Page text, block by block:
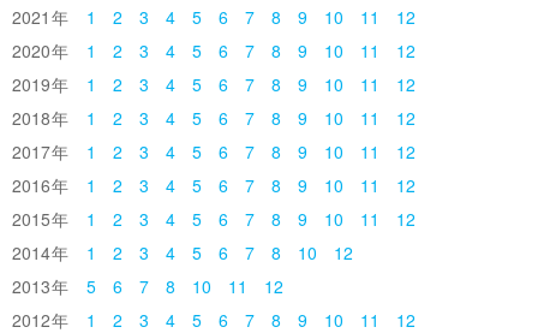
2021
1 2 3 4 5 6 7 8 9 10 11
12
2020
1 2 3 4 5 6 7 8 9 10 11
12
2019
1 2 3 4 5 6 7 8 9 10 11
12
2018
1 2 3 4 5 6 7 8 9 10 11
12
2017
1 2 3 4 5 6 7 8 9 10 11
12
2016
1 2 3 4 5 6 7 8 9 10 11
12
2015
1 2 3 4 5 6 7 8 9 10 11
12
2014
1 2 3 4 5 6 7 8 10
12
2013
5 6 7 8 10 11
12
2012
1 2 3 4 5 6 7 8 9 10 11
12